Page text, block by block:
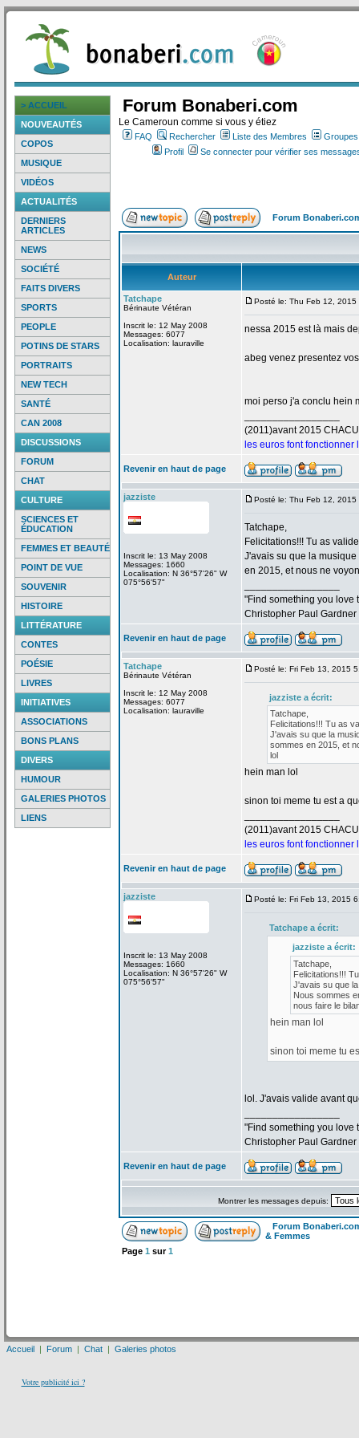
> ACCUEIL
NOUVEAUTÉS
COPOS
MUSIQUE
VIDÉOS
ACTUALITÉS
DERNIERS
ARTICLES
NEWS
SOCIÉTÉ
FAITS DIVERS
SPORTS
PEOPLE
POTINS DE STARS
PORTRAITS
NEW TECH
SANTÉ
CAN 2008
DISCUSSIONS
FORUM
CHAT
CULTURE
SCIENCES ET
ÉDUCATION
FEMMES ET BEAUTÉ
POINT DE VUE
SOUVENIR
HISTOIRE
LITTÉRATURE
CONTES
POÉSIE
LIVRES
INITIATIVES
ASSOCIATIONS
BONS PLANS
DIVERS
HUMOUR
GALERIES PHOTOS
LIENS
Forum Bonaberi.com
Le Cameroun comme si vous y étiez
FAQ Rechercher Liste des Membres
Profil
Se connecter pour vérifier ses
Forum
Auteur
Tatchape
Bérinaute Vétéran
Inscrit le: 12 May 2008
Messages: 6077
Localisation: lauraville
Posté le: Thu Feb 12, 2015
nessa 2015 est là mais
abeg venez presentez
moi perso j'a conclu hein
(2011)avant 2015
les euros font fonctionner
Revenir en haut de page
jazziste
Inscrit le: 13 May 2008
Messages: 1660
Localisation: N 36°57'26" W
075°56'57"
Posté le: Thu Feb 12, 2015
Tatchape,
Felicitations!!! Tu as
J'avais su que la musique
en 2015, et nous ne
"Find something you love
Christopher Paul Gardner
Revenir en haut de page
Tatchape
Bérinaute Vétéran
Inscrit le: 12 May 2008
Messages: 6077
Localisation: lauraville
Posté le: Fri Feb 13, 2015
jazziste a écrit:
Tatchape,
Felicitations!!! Tu as
J'avais su que la
sommes en 2015, et
lol
hein man lol
sinon toi meme tu est a
(2011)avant 2015
les euros font fonctionner
Revenir en haut de page
jazziste
Inscrit le: 13 May 2008
Messages: 1660
Localisation: N 36°57'26" W
075°56'57"
Posté le: Fri Feb 13, 2015
Tatchape a écrit:
jazziste aécrit:
Tatchape,
Felicitations!!!
J'avais su que la
Nous sommes
nous faire le
hein man lol
sinon toi meme tu
lol. J'avais valide avant
"Find something you love
Christopher Paul Gardner
Revenir en haut de page
Montrer les messages depuis:
Forum
& Femmes
Page 1 sur1
Accueil | Forum | Chat | Galeries photos
Votre publicité ici ?